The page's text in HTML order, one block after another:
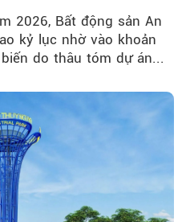
2026, Bất động sản An
kỷ lục nhờ vào khoản
do thâu tóm dự án...